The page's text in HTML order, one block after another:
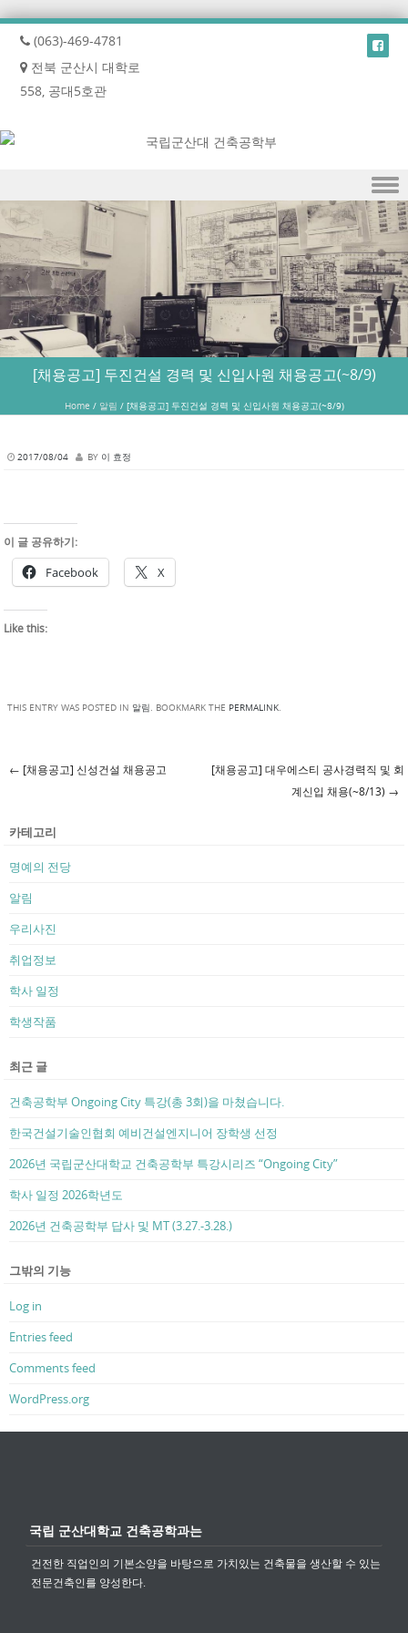
(063)-469-4781
전북 군산시 대학로
558, 공대5호관
Skip to content
[채용공고] 두진건설 경력 및 신입사원 채용공고(~8/9)
Home / 알림 /[채용공고] 두진건설 경력 및 신입사원 채용공고(~8/9)
2017/08/04 BY 이 효정
이 글 공유하기:
Facebook X
Like this:
THIS ENTRY WAS POSTED IN 알림. BOOKMARK THE PERMALINK.
← [채용공고] 신성건설 채용공고
[채용공고] 대우에스티 공사경력직 및 회
계신입 채용(~8/13) →
카테고리
명예의 전당
알림
우리사진
취업정보
학사 일정
학생작품
최근 글
건축공학부 Ongoing City 특강(총 3회)을 마쳤습니다.
한국건설기술인협회 예비건설엔지니어 장학생 선정
2026년 국립군산대학교 건축공학부 특강시리즈 “Ongoing City”
학사 일정 2026학년도
2026년 건축공학부 답사 및 MT (3.27.-3.28.)
그밖의 기능
Log in
Entries feed
Comments feed
WordPress.org
국립 군산대학교 건축공학과는
건전한 직업인의 기본소양을 바탕으로 가치있는 건축물을 생산할 수 있는
전문건축인를 양성한다.